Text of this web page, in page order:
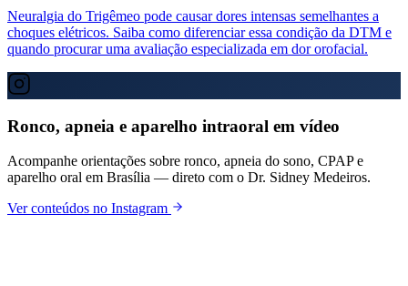
Neuralgia do Trigêmeo pode causar dores intensas semelhantes a
choques elétricos. Saiba como diferenciar essa condição da DTM e
quando procurar uma avaliação especializada em dor orofacial.
Ronco, apneia e aparelho intraoral em vídeo
Acompanhe orientações sobre ronco, apneia do sono, CPAP e
aparelho oral em Brasília — direto com o Dr. Sidney Medeiros.
Ver conteúdos no Instagram